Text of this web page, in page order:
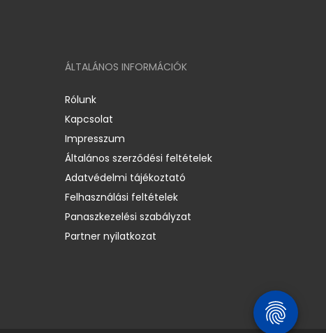
ÁLTALÁNOS INFORMÁCIÓK
Rólunk
Kapcsolat
Impresszum
Általános szerződési feltételek
Adatvédelmi tájékoztató
Felhasználási feltételek
Panaszkezelési szabályzat
Partner nyilatkozat